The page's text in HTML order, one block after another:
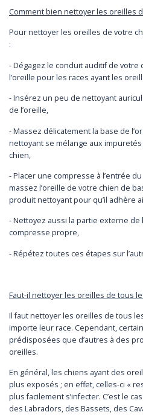
Comment bien nettoyer les oreilles
Pour nettoyer les oreilles de votre
:
- Dégagez le conduit auditif de
l’oreille pour les races ayant les
- Insérez un peu de nettoyant
de l’oreille,
- Massez délicatement la base de
nettoyant se mélange aux
chien,
- Placer une compresse à l’entrée
massez l’oreille de votre chien de
produit nettoyant pour qu’il adhère
- Nettoyez aussi la partie externe de
compresse propre,
- Répétez toutes ces étapes sur
Faut-il nettoyer les oreilles de tous
Il faut nettoyer les oreilles de tous
importe leur race. Cependant,
prédisposées que d’autres à des
oreilles.
En général, les chiens ayant des
plus exposés ; en effet, celles-ci «
plus facilement s’infecter. C’est le
des Labradors, des Bassets, des